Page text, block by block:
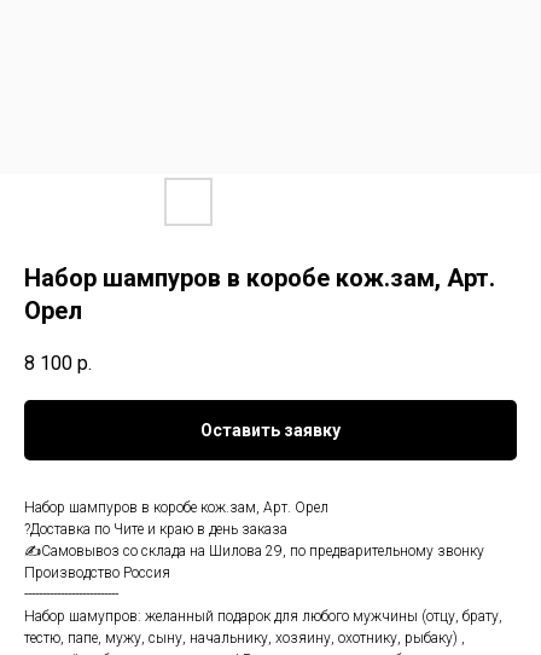
Набор шампуров в коробе кож.зам, Арт.
Орел
8 100 р.
Оставить заявку
Набор шампуров в коробе кож.зам, Арт. Орел
?Доставка по Чите и краю в день заказа
✍Самовывоз со склада на Шилова 29, по предварительному звонку
Производство Россия
--------------------------
Набор шамупров: желанный подарок для любого мужчины (отцу, брату,
тестю, папе, мужу, сыну, начальнику, хозяину, охотнику, рыбаку) ,